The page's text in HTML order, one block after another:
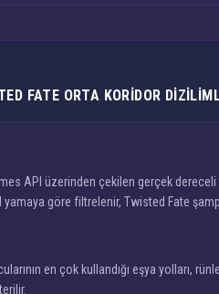
FATE ORTA KORIDOR
API üzerinden çekilen gerçek
göre filtrelenir, Twisted Fate
en çok kullandığı eşya yolları,